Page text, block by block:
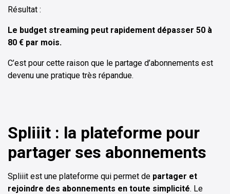
Résultat :
Le budget streaming peut rapidement dépasser 50 à
80 € par mois.
C’est pour cette raison que le partage d’abonnements est
devenu une pratique très répandue.
Spliiit : la plateforme pour
partager ses abonnements
Spliiit est une plateforme qui permet de partager et
rejoindre des abonnements en toute simplicité. Le